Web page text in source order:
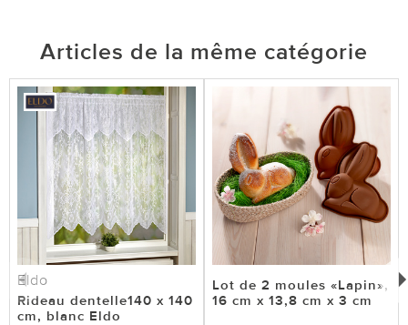
Articles de la même catégorie
Eldo
Rideau dentelle140 x 140
cm, blanc Eldo
Lot de 2 moules «Lapin»,
16 cm x 13,8 cm x 3 cm